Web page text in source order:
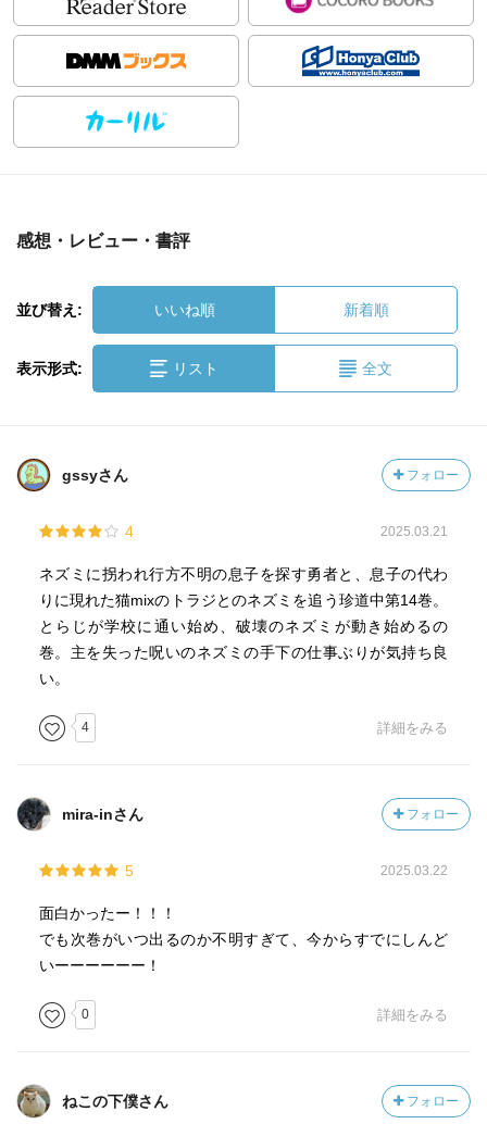
感想・レビュー・書評
並び替え: いいね順 新着順
表示形式: リスト 全文
gssyさん フォロー
4 2025.03.21
ネズミに拐われ行方不明の息子を探す勇者と、息子の代わ
りに現れた猫mixのトラジとのネズミを追う珍道中第14巻。
とらじが学校に通い始め、破壊のネズミが動き始めるの
巻。主を失った呪いのネズミの手下の仕事ぶりが気持ち良
い。
4 詳細をみる
mira-inさん フォロー
5 2025.03.22
面白かったー！！！
でも次巻がいつ出るのか不明すぎて、今からすでにしんど
いーーーーーー！
0 詳細をみる
ねこの下僕さん フォロー